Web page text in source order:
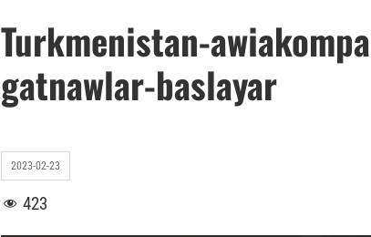
Turkmenistan-
gatnawlar-baslayar
2023-02-23
423